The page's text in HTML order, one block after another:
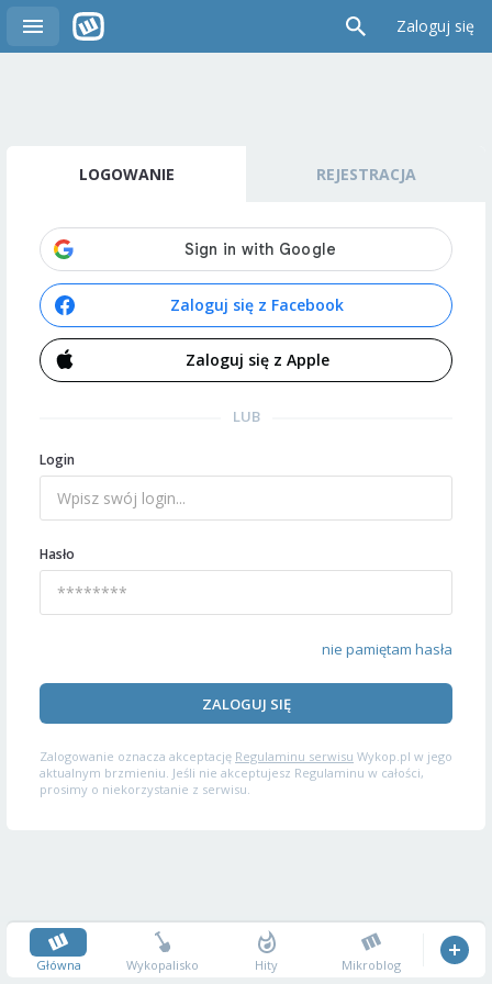
Zaloguj się
LOGOWANIE REJESTRACJA
Zaloguj się z Facebook
Zaloguj się z Apple
LUB
Login
Hasło
nie pamiętam hasła
ZALOGUJ SIĘ
Zalogowanie oznacza akceptację Regulaminu serwisu Wykop.pl w jego
aktualnym brzmieniu. Jeśli nie akceptujesz Regulaminu w całości,
prosimy o niekorzystanie z serwisu.
Główna Wykopalisko Hity Mikroblog